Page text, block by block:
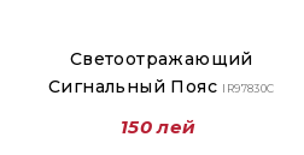
Светоотражающий
Сигнальный Пояс IR97830C
150 лей